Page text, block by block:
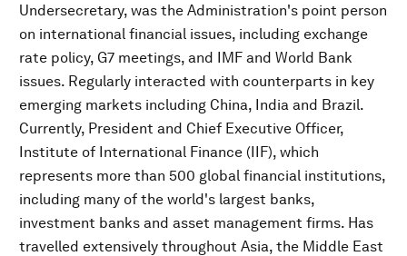
Undersecretary, was the Administration's point person
on international financial issues, including exchange
rate policy, G7 meetings, and IMF and World Bank
issues. Regularly interacted with counterparts in key
emerging markets including China, India and Brazil.
Currently, President and Chief Executive Officer,
Institute of International Finance (IIF), which
represents more than 500 global financial institutions,
including many of the world's largest banks,
investment banks and asset management firms. Has
travelled extensively throughout Asia, the Middle East